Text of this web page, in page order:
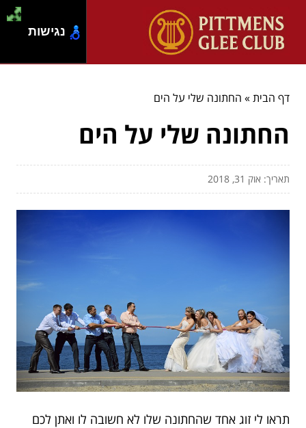
דף הבית» החתונה שלי על הים
החתונה שלי על הים
תאריך: אוק 31, 2018
תראו לי זוג אחד שהחתונה שלו לא חשובה לו ואתן לכם
נגישות